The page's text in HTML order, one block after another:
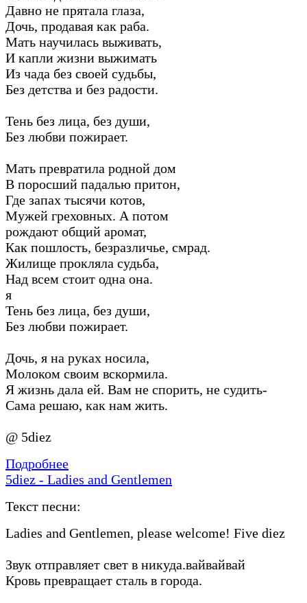
Давно не прятала глаза,
Дочь, продавая как раба.
Мать научилась выживать,
И капли жизни выжимать
Из чада без своей судьбы,
Без детства и без радости.
Тень без лица, без души,
Без любви пожирает.
Мать превратила родной дом
В поросший падалью притон,
Где запах тысячи котов,
Мужей греховных. А потом
рождают общий аромат,
Как пошлость, безразличье, смрад.
Жилище прокляла судьба,
Над всем стоит одна она.
я
Тень без лица, без души,
Без любви пожирает.
Дочь, я на руках носила,
Молоком своим вскормила.
Я жизнь дала ей. Вам не спорить, не судить-
Сама решаю, как нам жить.
@ 5diez
Подробнее
5diez - Ladies and Gentlemen
Текст песни:
Ladies and Gentlemen, please welcome! Five diez
Звук отправляет свет в никуда.вайвайвай
Кровь превращает сталь в города.